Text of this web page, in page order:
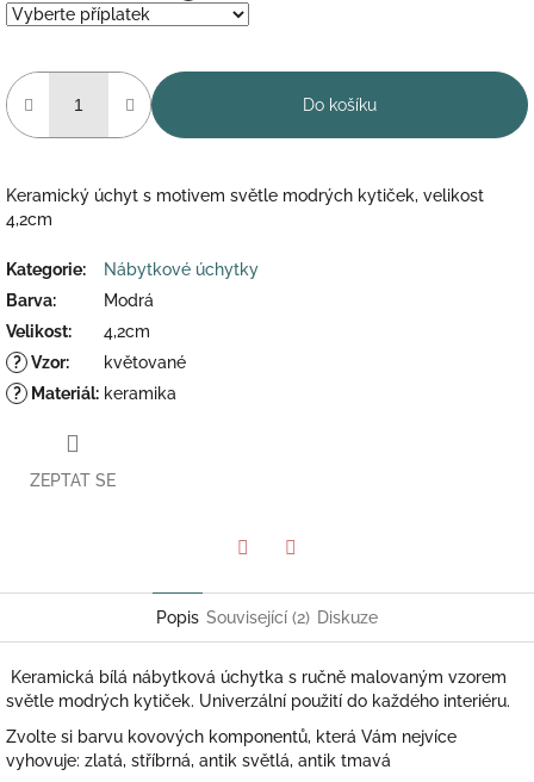
Do košíku
Keramický úchyt s motivem světle modrých kytiček, velikost
4,2cm
Kategorie:
Nábytkové úchytky
Barva:
Modrá
Velikost:
4,2cm
? Vzor:
květované
?
Materiál: keramika
ZEPTAT SE
Popis Související (2) Diskuze
Keramická bílá nábytková úchytka s ručně malovaným vzorem
světle modrých kytiček. Univerzální použití do každého interiéru.
Zvolte si barvu kovových komponentů, která Vám nejvíce
vyhovuje: zlatá, stříbrná, antik světlá, antik tmavá